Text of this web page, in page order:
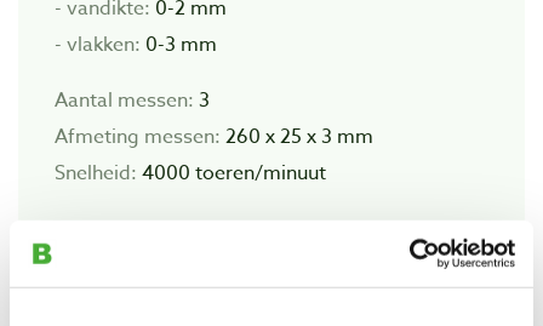
- vandikte: 0-2 mm
- vlakken: 0-3 mm
Aantal messen: 3
Afmeting messen: 260 x 25 x 3 mm
Snelheid: 4000 toeren/minuut